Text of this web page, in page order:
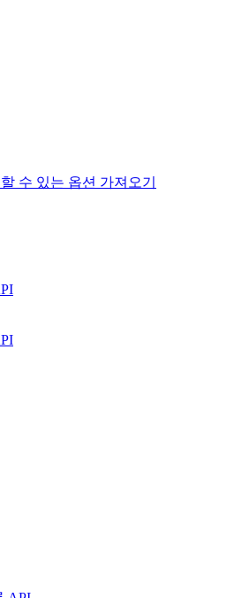
수 있는 옵션 가져오기